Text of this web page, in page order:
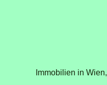
Immobilien in Wien,